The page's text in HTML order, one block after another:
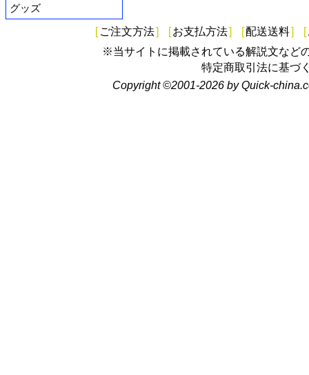
グッズ
[ ご注文方法] [お支払方法] [配送送料] [
※当サイトに掲載されている解説文など
特定商取引法に基づ
Copyright ©2001-2026 by Quick-